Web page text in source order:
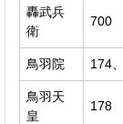
轟武兵
衛
700
鳥羽院 174
鳥羽天
皇
178